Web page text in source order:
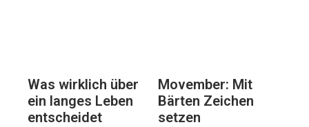
Was wirklich über
ein langes Leben
entscheidet
Movember: Mit
Bärten Zeichen
setzen